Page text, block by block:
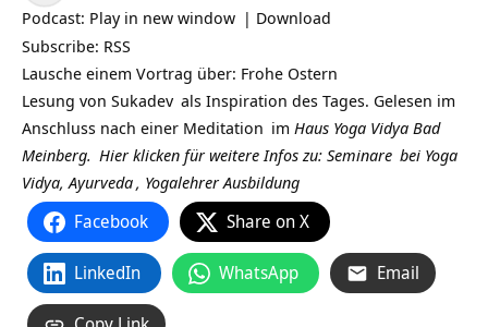
Podcast: Play in new window | Download
Subscribe: RSS
Lausche einem Vortrag über: Frohe Ostern
Lesung von Sukadev als Inspiration des Tages. Gelesen im
Anschluss nach einer Meditation im Haus Yoga Vidya Bad
Meinberg. Hier klicken für weitere Infos zu: Seminare bei Yoga
Vidya,Ayurveda, Yogalehrer Ausbildung
Facebook Share on X
LinkedIn WhatsApp Email